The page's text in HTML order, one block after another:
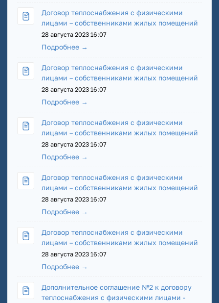
Договор теплоснабжения с физическими
лицами – собственниками жилых помещений
28 августа 2023 16:07
Подробнее →
Договор теплоснабжения с физическими
лицами – собственниками жилых помещений
28 августа 2023 16:07
Подробнее →
Договор теплоснабжения с физическими
лицами – собственниками жилых помещений
28 августа 2023 16:07
Подробнее →
Договор теплоснабжения с физическими
лицами – собственниками жилых помещений
28 августа 2023 16:07
Подробнее →
Договор теплоснабжения с физическими
лицами – собственниками жилых помещений
28 августа 2023 16:07
Подробнее →
Дополнительное соглашение №2 к договору
теплоснабжения с физическими лицами -